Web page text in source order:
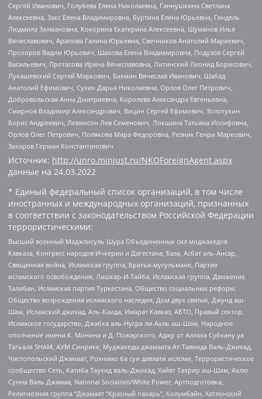
Сергей Иванович, Голубева Елена Николаевна, Ганнушкина Светлана
Алексеевна, Закс Елена Владимировна, Буртина Елена Юрьевна, Гендель
Людмила Залмановна, Кокорина Екатерина Алексеевна, Шуманов Илья
Вячеславович, Арапова Галина Юрьевна, Свечников Анатолий Мариевич,
Прохоров Вадим Юрьевич, Шахова Елена Владимировна, Подузов Сергей
Васильевич, Протасова Ирина Вячеславовна, Литинский Леонид Борисович,
Лукашевский Сергей Маркович, Бахмин Вячеслав Иванович, Шабад
Анатолий Ефимович, Сухих Дарья Николаевна, Орлов Олег Петрович,
Добровольская Анна Дмитриевна, Королева Александра Евгеньевна,
Смирнов Владимир Александрович, Вицин Сергей Ефимович, Золотухин
Борис Андреевич, Левинсон Лев Семенович, Локшина Татьяна Иосифовна,
Орлов Олег Петрович, Полякова Мара Федоровна, Резник Генри Маркович,
Захаров Герман Константинович
Источник: http://unro.minjust.ru/NKOForeignAgent.aspx
данные на 24.03.2022
* Единый федеральный список организаций, в том числе
иностранных и международных организаций, признанных
в соответствии с законодательством Российской Федерации
террористическими:
Высший военный Маджлисуль Шура Объединенных сил моджахедов
Кавказа, Конгресс народов Ичкерии и Дагестана, База, Асбат аль-Ансар,
Священная война, Исламская группа, Братья-мусульмане, Партия
исламского освобождения, Лашкар-И-Тайба, Исламская группа, Движение
Талибан, Исламская партия Туркестана, Общество социальных реформ,
Общество возрождения исламского наследия, Дом двух святых, Джунд аш-
Шам, Исламский джихад, Аль-Каида, Имарат Кавказ, АБТО, Правый сектор,
Исламское государство, Джабха аль-Нусра ли-Ахль аш-Шам, Народное
ополчение имени К. Минина и Д. Пожарского, Аджр от Аллаха Субхану уа
Тагьаля SHAM, АУМ Синрике, Муджахеды джамаата Ат-Тавхида Валь-Джихад,
Чистопольский Джамаат, Рохнамо ба суи давлати исломи, Террористическое
сообщество Сеть, Катиба Таухид валь-Джихад, Хайят Тахрир аш-Шам, Ахлю
Сунна Валь Джамаа, National Socialism/White Power, Артподготовка,
Религиозная группа “Джамаат “Красный пахарь”, Колумбайн, Хатлонский